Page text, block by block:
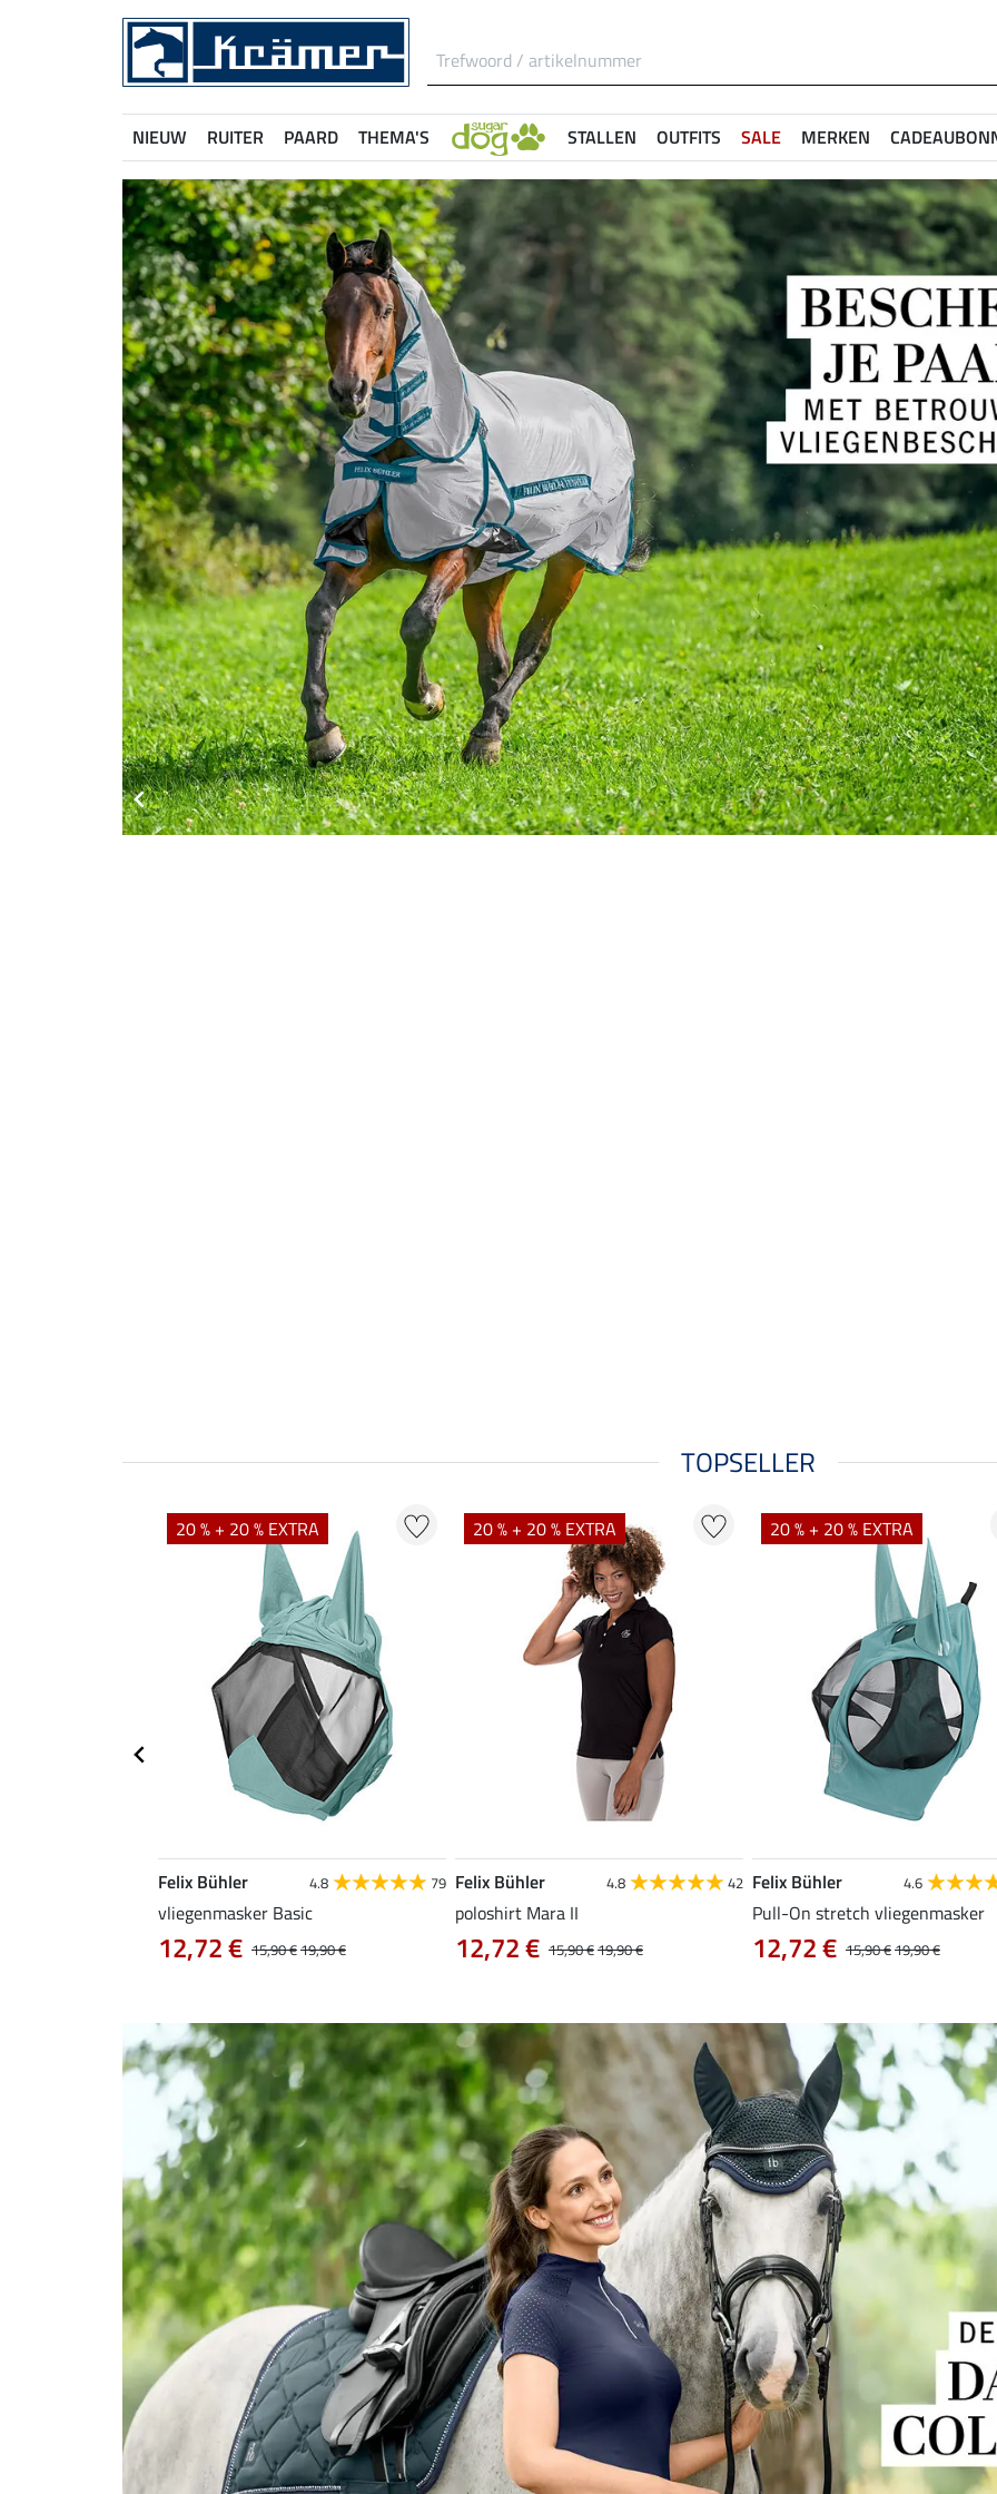
NIEUW RUITER PAARD THEMA'S STALLEN OUTFITS SALE MERKEN
TOPSELLER
20 % + 20 % EXTRA
Felix Bühler 4.8 79
vliegenmasker Basic
15,90 €19,90 €
12,72 €
20 % + 20 % EXTRA
Felix Bühler 4.8 42
poloshirt Mara II
15,90 €19,90 €
12,72 €
20 % + 20 % EXTRA
Felix Bühler 4.6
Pull-On stretch vliegenmasker
15,90 €19,90 €
12,72 €